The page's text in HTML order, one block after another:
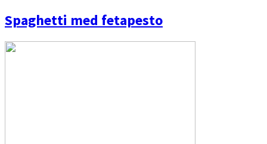
Spaghetti med fetapesto